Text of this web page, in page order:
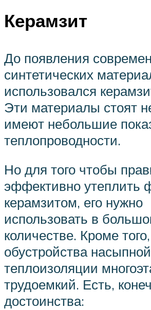
Керамзит
До появления
синтетических
использовался
Эти материалы стоят
имеют небольшие
теплопроводности.
Но для того чтобы
эффективно утеплить
керамзитом, его нужно
использовать в
количестве. Кроме
обустройства насыпной
теплоизоляции
трудоемкий. Есть,
достоинства: